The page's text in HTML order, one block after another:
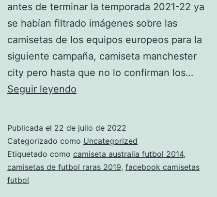
antes de terminar la temporada 2021-22 ya
se habían filtrado imágenes sobre las
camisetas de los equipos europeos para la
siguiente campaña, camiseta manchester
city pero hasta que no lo confirman los…
Seguir leyendo
Mejores
Camisetas
De
Publicada el 22 de julio de 2022
Categorizado como Uncategorized
Etiquetado como camiseta australia futbol 2014,
camisetas de futbol raras 2019, facebook camisetas
futbol